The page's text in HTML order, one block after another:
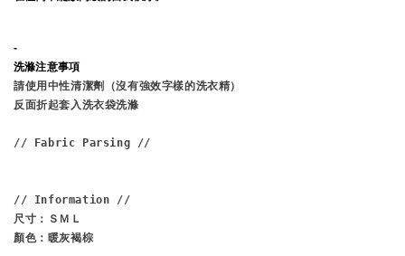
-
洗滌注意事項
請使用中性清潔劑（沒有強效字樣的洗衣精）
反面折起套入洗衣袋洗滌
// Fabric Parsing //
// Information //
尺寸：ＳＭＬ
顏色：暖灰褐棕